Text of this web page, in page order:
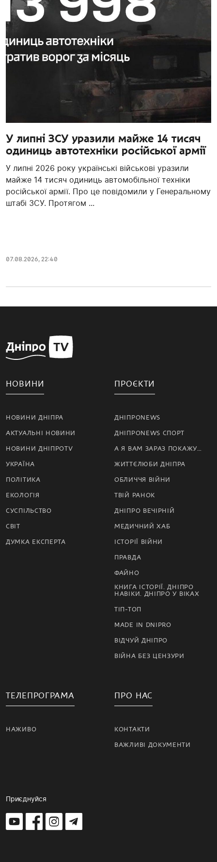
У липні ЗСУ уразили майже 14 тисяч
одиниць автотехніки російської армії
У липні 2026 року українські військові уразили
майже 14 тисяч одиниць автомобільної техніки
російської армії. Про це повідомили у Генеральному
штабі ЗСУ. Протягом ...
07.08.2026, 22:40
НОВИНИ
НОВИНИ ДНІПРА
АКТУАЛЬНІ НОВИНИ
НОВИНИ ДНІПРОTV
УКРАЇНА
ПОЛІТИКА
ЕКОЛОГІЯ
СУСПІЛЬСТВО
СВІТ
ДУМКА ЕКСПЕРТА
ПРОЄКТИ
ДНІПРОNEWS
ДНІПРОNEWS СПОРТ
А Я ВАМ ЗАРАЗ ПОКАЖУ…
ЖИТТЄЛЮБИ ДНІПРА
ОБЛИЧЧЯ ВІЙНИ
ТВІЙ РАНОК
ДНІПРО ВЕЧІРНІЙ
МЕДИЧНИЙ ХАБ
ІСТОРІЇ ВІЙНИ
ПРАВДА
ФАЙНО
КНИГА ІСТОРІЇ. ДНІПРО
НАВІКИ. ДНІПРО У ВІКАХ
ТІП-ТОП
MADE IN DNIPRO
ВІДЧУЙ ДНІПРО
ВІЙНА БЕЗ ЦЕНЗУРИ
ТЕЛЕПРОГРАМА
НАЖИВО
ПРО НАС
КОНТАКТИ
ВАЖЛИВІ ДОКУМЕНТИ
Приєднуйся